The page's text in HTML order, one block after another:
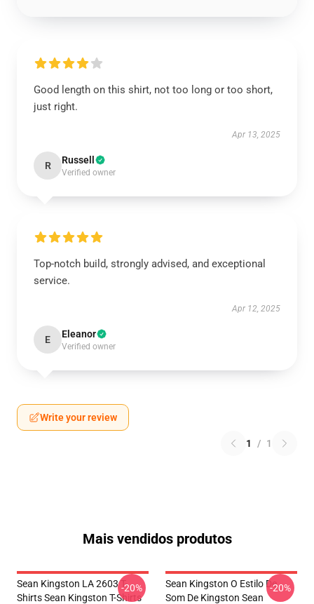
Good length on this shirt, not too long or too short,
just right.
Apr 13, 2025
R Russell
Verified owner
Top-notch build, strongly advised, and exceptional
service.
Apr 12, 2025
E Eleanor
Verified owner
Write your review
1 / 1
Mais vendidos produtos
Sean Kingston LA 2603 T-
Shirts Sean Kingston T-Shirts
-20%
Sean Kingston O Estilo De
Som De Kingston Sean
-20%